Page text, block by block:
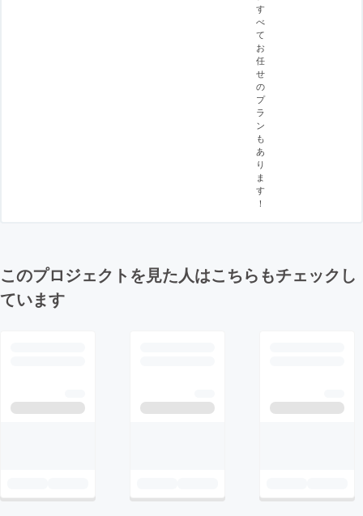
す
べ
て
お
任
せ
の
プ
ラ
ン
も
あ
り
ま
す
！
このプロジェクトを見た人はこちらもチェックし
ています